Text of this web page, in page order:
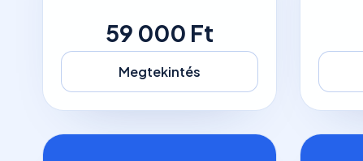
59 000 Ft
Megtekintés